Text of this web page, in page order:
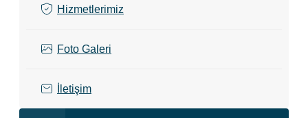
Hizmetlerimiz
Foto Galeri
İletişim